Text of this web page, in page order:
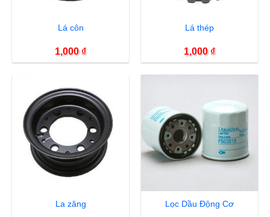
Lá côn
1,000 ₫
Lá thép
1,000 ₫
La zăng Lọc Dầu Động Cơ